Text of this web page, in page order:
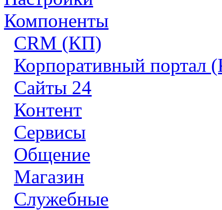
Компоненты
CRM (КП)
Корпоративный портал
Сайты 24
Контент
Сервисы
Общение
Магазин
Служебные